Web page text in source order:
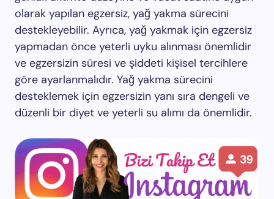
olarak yapılan egzersiz, yağ yakma sürecini
destekleyebilir. Ayrıca, yağ yakmak için egzersiz
yapmadan önce yeterli uyku alınması önemlidir
ve egzersizin süresi ve şiddeti kişisel tercihlere
göre ayarlanmalıdır. Yağ yakma sürecini
desteklemek için egzersizin yanı sıra dengeli ve
düzenli bir diyet ve yeterli su alımı da önemlidir.